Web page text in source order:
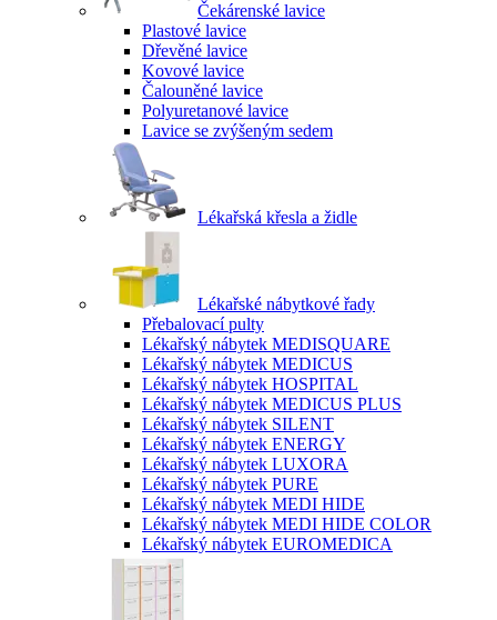
Čekárenské lavice
Plastové lavice
Dřevěné lavice
Kovové lavice
Čalouněné lavice
Polyuretanové lavice
Lavice se zvýšeným sedem
Lékařská křesla a židle
Lékařské nábytkové řady
Přebalovací pulty
Lékařský nábytek MEDISQUARE
Lékařský nábytek MEDICUS
Lékařský nábytek HOSPITAL
Lékařský nábytek MEDICUS PLUS
Lékařský nábytek SILENT
Lékařský nábytek ENERGY
Lékařský nábytek LUXORA
Lékařský nábytek PURE
Lékařský nábytek MEDI HIDE
Lékařský nábytek MEDI HIDE COLOR
Lékařský nábytek EUROMEDICA